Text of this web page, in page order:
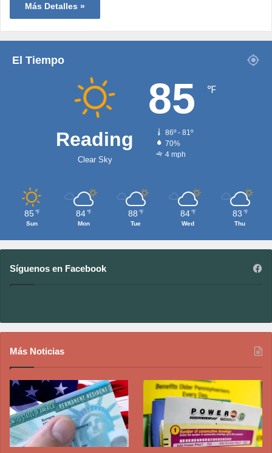
Más Detalles »
El Tiempo
Reading
Clear Sky
85 ℉
86º - 81º
70%
4 mph
85 ℉
Sun
84 ℉
Mon
88 ℉
Tue
84 ℉
Wed
83 ℉
Thu
Síguenos en Facebook
Más Noticias